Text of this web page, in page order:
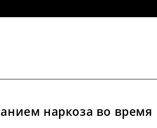
наркоза во время